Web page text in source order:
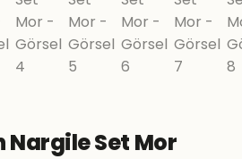
Nargile Set Mor